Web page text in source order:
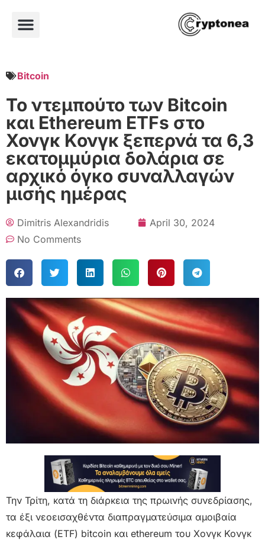
Bitcoin
Το ντεμπούτο των Bitcoin
και Ethereum ETFs στο
Χονγκ Κονγκ ξεπερνά τα 6,3
εκατομμύρια δολάρια σε
αρχικό όγκο συναλλαγών
μισής ημέρας
Dimitris Alexandridis
April 30, 2024
No Comments
Την Τρίτη, κατά τη διάρκεια της πρωινής συνεδρίασης,
τα έξι νεοεισαχθέντα διαπραγματεύσιμα αμοιβαία
κεφάλαια (ETF) bitcoin και ethereum του Χονγκ Κονγκ